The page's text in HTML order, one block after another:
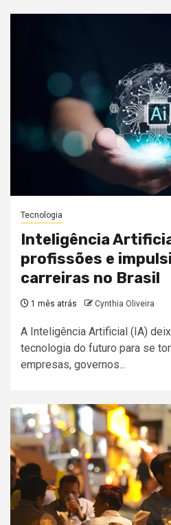
Tecnologia
Inteligência
profissões e
carreiras no Brasil
1 mês atrás Cynthia Oliveira
A Inteligência Artificial (IA)
tecnologia do futuro para se
empresas, governos...